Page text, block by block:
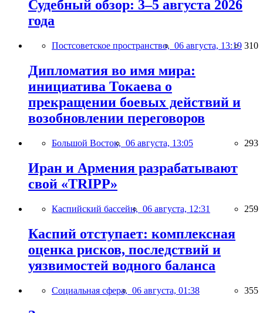
Судебный обзор: 3–5 августа 2026
года
Постсоветское пространство, 06 августа, 13:19 310
Дипломатия во имя мира:
инициатива Токаева о
прекращении боевых действий и
возобновлении переговоров
Большой Восток, 06 августа, 13:05 293
Иран и Армения разрабатывают
свой «TRIPP»
Каспийский бассейн, 06 августа, 12:31 259
Каспий отступает: комплексная
оценка рисков, последствий и
уязвимостей водного баланса
Социальная сфера, 06 августа, 01:38 355